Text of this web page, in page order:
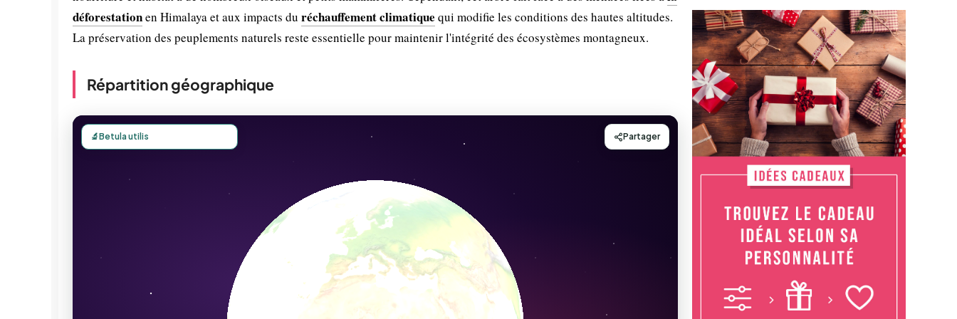
déforestationen Himalaya et aux impacts du réchauffement climatique qui modifie les conditions des hautes altitudes.
La préservation des peuplements naturels reste essentielle pour maintenir l'intégrité des écosystèmes montagneux.
Répartition géographique